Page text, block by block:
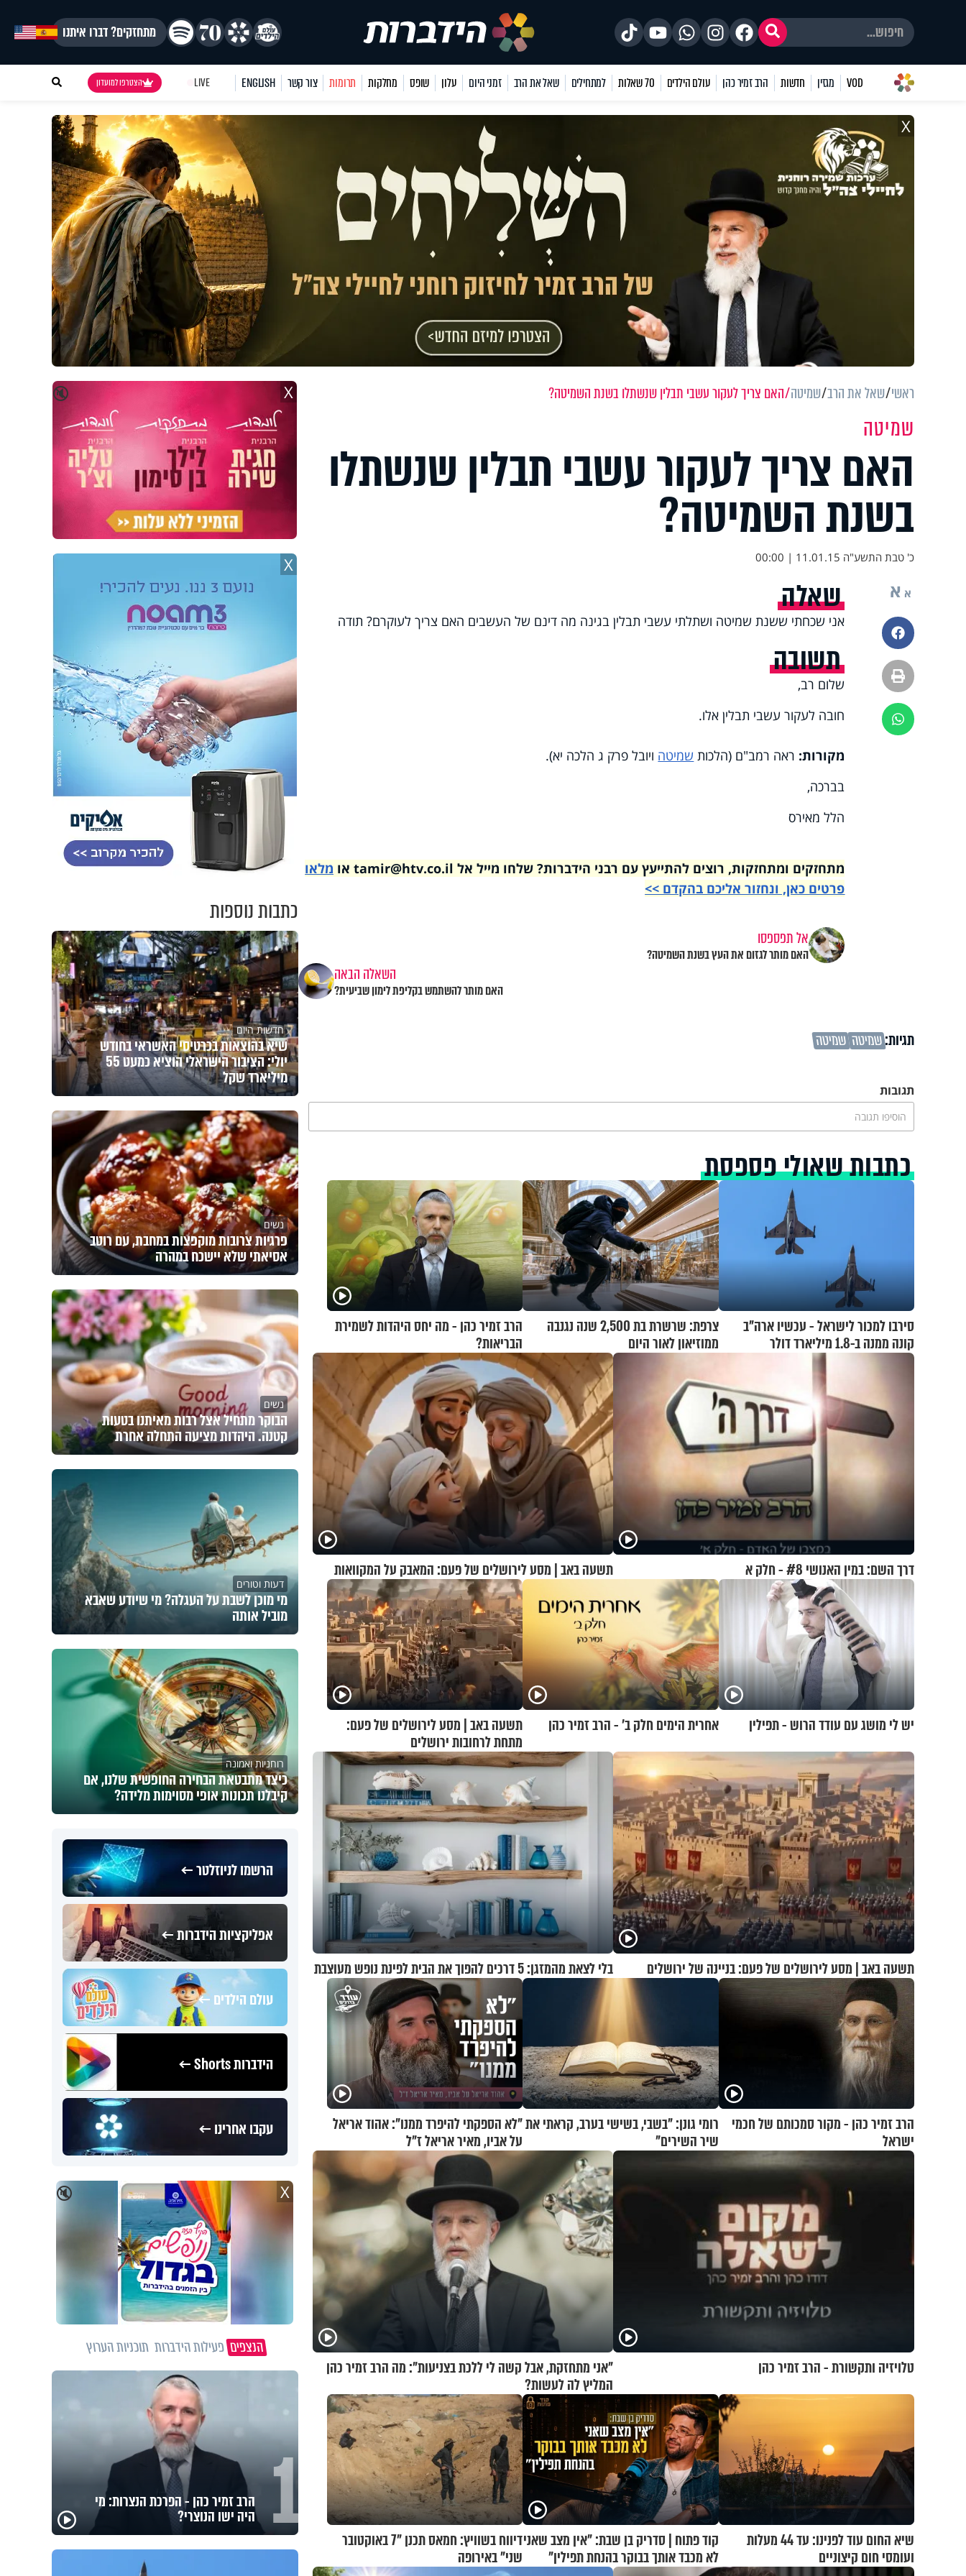
מתחזקים? דברו איתנו
VOD מגזין חדשות הרב זמיר כהן עולם הילדים 70 שאלות למתחילים שאל את הרב זמני היום עלון שופס מחלקות תרומות צור קשר ENGLISH
LIVE הצטרפו למועדון
X
ראשי שאל את הרב שמיטה האם צריך לעקור עשבי תבלין שנשתלו בשנת השמיטה?
שמיטה
האם צריך לעקור עשבי תבלין שנשתלו
בשנת השמיטה?
כ' טבת התשע"ה 11.01.15 | 00:00
א א
פייסבוק
הדפסה
ווטסאפ
שאלה
אני שכחתי ששנת שמיטה ושתלתי עשבי תבלין בגינה מה דינם של העשבים האם צריך לעוקרם? תודה
תשובה
שלום רב,
חובה לעקור עשבי תבלין אלו.
מקורות: ראה רמב"ם (הלכות שמיטה ויובל פרק ג הלכה יא).
בברכה,
הלל מאירס
מתחזקים ומתחזקות, רוצים להתייעץ עם רבני הידברות? שלחו מייל אל tamir@htv.co.il או
מלאו
פרטים כאן, ונחזור אליכם בהקדם >>
אל תפספסו
האם מותר לגזום את העץ בשנת השמיטה?
השאלה הבאה
האם מותר להשתמש בקליפת לימון שביעית?
תגיות:שמיטה שמיטה
תגובות
הוסיפו תגובה
כתבות שאולי פספסת
סירבו למכור לישראל - עכשיו ארה"ב
קונה ממנה ב-1.8 מיליארד דולר
צרפת: שרשרת בת 2,500 שנה נגנבה
ממוזיאון לאור היום
הרב זמיר כהן - מה יחס היהדות לשמירת
הבריאות?
דרך השם: במין האנושי #8 - חלק א תשעה באב | מסע לירושלים של פעם: המאבק על המקוואות
יש לי מושג עם עודד הרוש - תפילין אחרית הימים חלק ב’ - הרב זמיר כהן
תשעה באב | מסע לירושלים של פעם:
מתחת לרחובות ירושלים
תשעה באב | מסע לירושלים של פעם: בניינה של ירושלים בלי לצאת מהמזגן: 5 דרכים להפוך את הבית לפינת נופש מעוצבת
הרב זמיר כהן - מקור סמכותם של חכמי
ישראל
רומי גונן: "בשבי, בשישי בערב, קראתי את
שיר השירים"
"לא הספקתי להיפרד ממנו": אהוד אריאל
על אביו, מאיר אריאל ז"ל
טלויזיה ותקשורת - הרב זמיר כהן
"אני מתחזקת, אבל קשה לי ללכת בצניעות": מה הרב זמיר כהן
המליץ לה לעשות?
שיא החום עוד לפנינו: עד 44 מעלות
ועומסי חום קיצוניים
קוד פתוח | סדריק בן שבת: "אין מצב שאני
לא מכבד אותך בבוקר בהנחת תפילין"
דיווח בשוויץ: חמאס תכנן "7 באוקטובר
שני" באירופה
🔇 X
X
כתבות נוספות
חדשות היום
שיא בהוצאות בכרטיסי האשראי בחודש
יולי: הציבור הישראלי הוציא כמעט 55
מיליארד שקל
נשים
פרגיות צרובות מוקפצות במחבת, עם רוטב
אסיאתי שלא יישכח במהרה
נשים
הבוקר מתחיל אצל רבות מאיתנו בטעות
קטנה. היהדות מציעה התחלה אחרת
דעות וטורים
מי מוכן לשבת על העגלה? מי שיודע שאבא
מוביל אותה
רוחניות ואמונה
כיצד מתבטאת הבחירה החופשית שלנו, אם
קיבלנו תכונות אופי מסוימות מלידה?
הרשמו לניוזלטר ←
אפליקציות הידברות ←
עולם הילדים ←
הידברות Shorts ←
עקבו אחרינו ←
🔇 X
הנצפיםפעילות הידברות תוכניות הערוץ
1 לזיווגים, שלום בית וישועות: המשדר
העולמי של ט"ו באב